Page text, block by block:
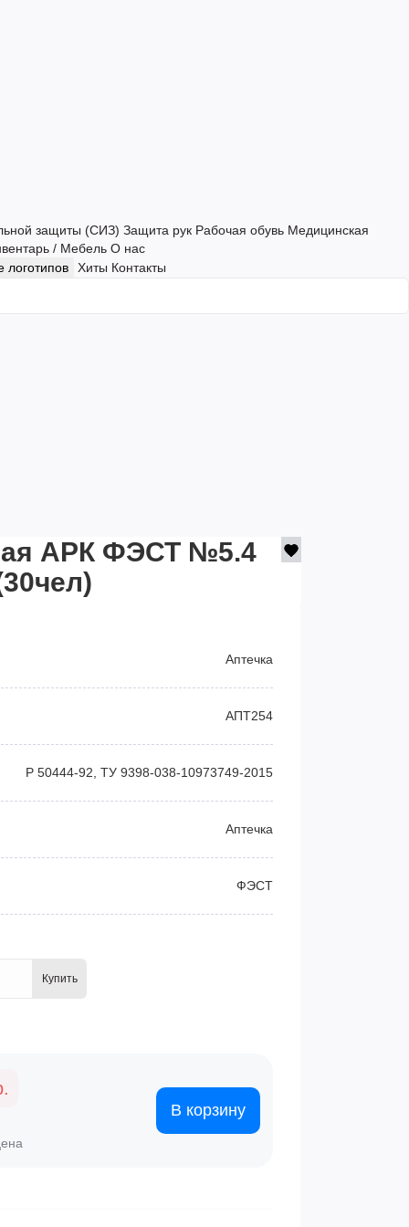
защиты (СИЗ) Защита рук Рабочая обувь Медицинская
/ Мебель О нас
логотипов
Хиты Контакты
АРК ФЭСТ №5.4
Аптечка
АПТ254
Р 50444-92, ТУ 9398-038-10973749-2015
Аптечка
ФЭСТ
Купить
В корзину